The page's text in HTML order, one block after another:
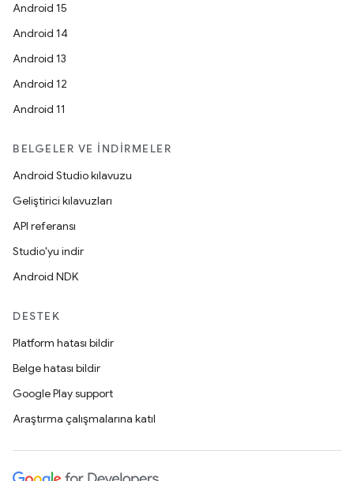
Android 15
Android 14
Android 13
Android 12
Android 11
BELGELER VE İNDIRMELER
Android Studio kılavuzu
Geliştirici kılavuzları
API referansı
Studio'yu indir
Android NDK
DESTEK
Platform hatası bildir
Belge hatası bildir
Google Play support
Araştırma çalışmalarına katıl